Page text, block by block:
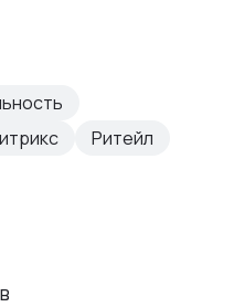
Ритейл